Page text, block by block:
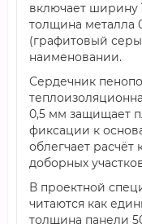
включает
толщина металла
(графитовый
наименовании.
Сердечник
0,5 мм защищает
фиксации к
облегчает расчёт
доборных
В проектной
читаются как
толщина панели